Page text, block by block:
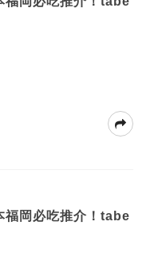
福岡必吃推介！tabe